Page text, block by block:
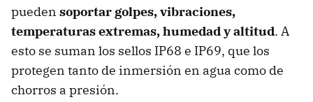
pueden soportar golpes, vibraciones,
temperaturas extremas, humedad y altitud. A
esto se suman los sellos IP68 e IP69, que los
protegen tanto de inmersión en agua como de
chorros a presión.